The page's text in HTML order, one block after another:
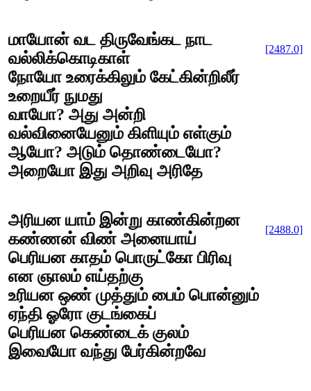
மாயோன் வட திருவேங்கட நாட
வல்லிக்கொடிகாள்
நோயோ உரைக்கிலும் கேட்கின்றிலீர்
உறையீர் நுமது
வாயோ? அது அன்றி
வல்வினையேனும் கிளியும் எள்கும்
ஆயோ? அடும் தொண்டையோ?
அறையோ இது அறிவு அரிதே
[2487.0]
அரியன யாம் இன்று காண்கின்றன
கண்ணன் விண் அனையாய்
பெரியன காதம் பொருட்கோ பிரிவு
என ஞாலம் எய்தற்கு
உரியன ஒண் முத்தும் பைம் பொன்னும்
ஏந்தி ஓரோ குடங்கைப்
பெரியன கெண்டைக் குலம்
இவையோ வந்து பேர்கின்றவே
[2488.0]